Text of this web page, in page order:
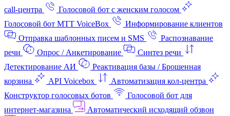
call-центра
Голосовой бот с женским голосом
Голосовой бот МТТ VoiceBox
Информирование клиентов
Отправка шаблонных писем и SMS
Распознавание
речи
Опрос / Анкетирование
Синтез речи
Детектирование АИ
Реактивация базы / Брошенная
корзина
API Voicebox
Автоматизация кол‑центра
Конструктор голосовых ботов
Голосовой бот для
интернет‑магазина
Автоматический исходящий обзвон